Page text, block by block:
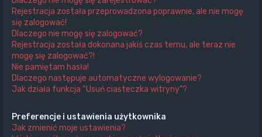
Rejestracja została przeprowadzona poprawnie, ale nie mogę
się zalogować!
Dlaczego nie mogę się zalogować?
Rejestracja została dokonana jakiś czas temu, ale teraz nie
mogę się zalogować?!
Nie pamiętam hasła!
Dlaczego następuje automatyczne wylogowanie?
Jak działa funkcja “Usuń ciasteczka witryny”?
Preferencje i ustawienia użytkownika
Jak zmienić moje ustawienia?